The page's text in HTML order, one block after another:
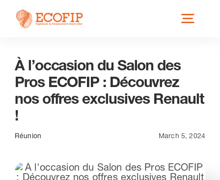
Skip
Qui est ECOFIP ?
Nos Services
Secteurs éligibles
À l’occasion du Salon des
Pros ECOFIP : Découvrez
nos offres exclusives Renault
!
Réunion March 5, 2024